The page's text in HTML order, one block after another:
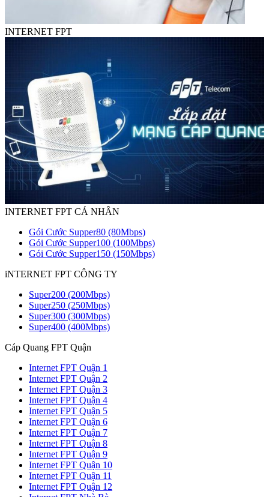
INTERNET FPT
INTERNET FPT CÁ NHÂN
Gói Cước Supper80 (80Mbps)
Gói Cước Supper100 (100Mbps)
Gói Cước Supper150 (150Mbps)
iNTERNET FPT CÔNG TY
Super200 (200Mbps)
Super250 (250Mbps)
Super300 (300Mbps)
Super400 (400Mbps)
Cáp Quang FPT Quận
Internet FPT Quận 1
Internet FPT Quận 2
Internet FPT Quận 3
Internet FPT Quận 4
Internet FPT Quận 5
Internet FPT Quận 6
Internet FPT Quận 7
Internet FPT Quận 8
Internet FPT Quận 9
Internet FPT Quận 10
Internet FPT Quận 11
Internet FPT Quận 12